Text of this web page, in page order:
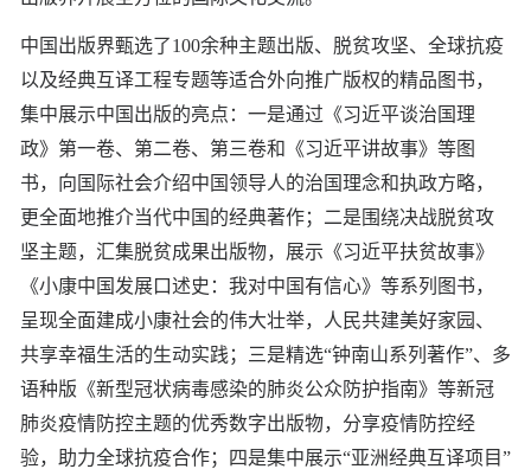
中国出版界甄选了100余种主题出版、脱贫攻坚、全球抗疫
以及经典互译工程专题等适合外向推广版权的精品图书，
集中展示中国出版的亮点：一是通过《习近平谈治国理
政》第一卷、第二卷、第三卷和《习近平讲故事》等图
书，向国际社会介绍中国领导人的治国理念和执政方略，
更全面地推介当代中国的经典著作；二是围绕决战脱贫攻
坚主题，汇集脱贫成果出版物，展示《习近平扶贫故事》
《小康中国发展口述史：我对中国有信心》等系列图书，
呈现全面建成小康社会的伟大壮举，人民共建美好家园、
共享幸福生活的生动实践；三是精选“钟南山系列著作”、多
语种版《新型冠状病毒感染的肺炎公众防护指南》等新冠
肺炎疫情防控主题的优秀数字出版物，分享疫情防控经
验，助力全球抗疫合作；四是集中展示“亚洲经典互译项目”